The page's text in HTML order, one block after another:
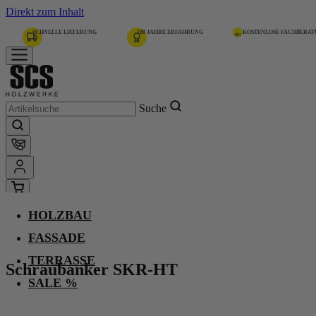
Direkt zum Inhalt
SCHNELLE LIEFERUNG 180 JAHRE ERFAHRUNG KOSTENLOSE
HOLZBAU
FASSADE
TERRASSE
SALE %
Suche
Home
Schraubanker SKR-HT